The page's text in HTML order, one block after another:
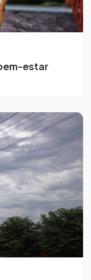
estar